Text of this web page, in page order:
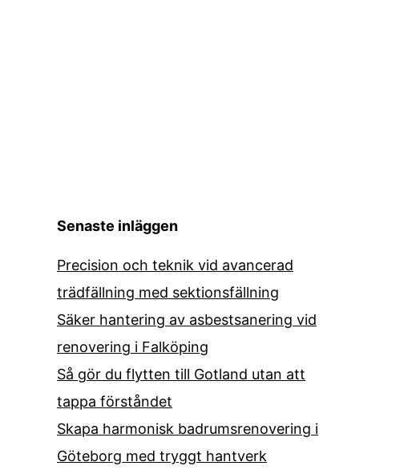
Senaste inläggen
Precision och teknik vid avancerad
trädfällning med sektionsfällning
Säker hantering av asbestsanering vid
renovering i Falköping
Så gör du flytten till Gotland utan att
tappa förståndet
Skapa harmonisk badrumsrenovering i
Göteborg med tryggt hantverk